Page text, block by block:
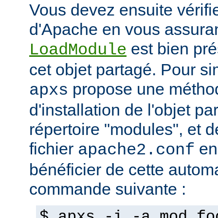
Vous devez ensuite
d'Apache en vous
LoadModule est bien
cet objet partagé. Pour
apxs propose une
d'installation de l'objet
répertoire "modules", et
fichier apache2.conf
bénéficier de cette
commande suivante :